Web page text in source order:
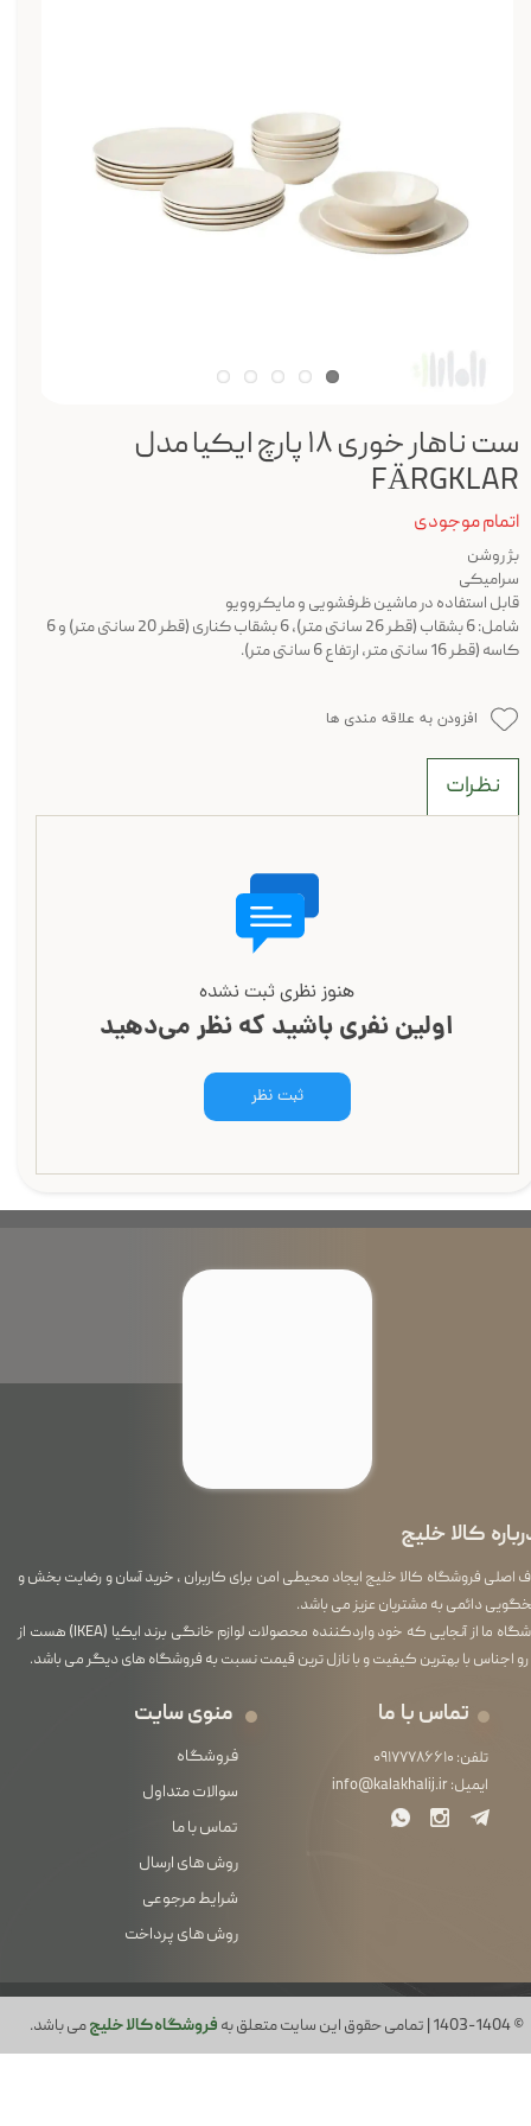
ست ناهار خوری ۱۸ پارچ ایکیا مدل
FÄRGKLAR
اتمام موجودی
بژ روشن
سرامیکی
قابل استفاده در ماشین ظرفشویی و مایکروویو
شامل: 6 بشقاب (قطر 26 سانتی متر)، 6 بشقاب کناری (قطر 20 سانتی متر) و 6
کاسه (قطر 16 سانتی متر، ارتفاع 6 سانتی متر).
افزودن به علاقه مندی ها
نظرات
هنوز نظری ثبت نشده
اولین نفری باشید که نظر می‌دهید
ثبت نظر
© 1403-1404 | تمامی حقوق این سایت متعلق به فروشگاه کالا خلیجمی باشد.
کالا خلیج
اصلی فروشگاه کالا خلیج ایجاد محیطی امن برای کاربران ، خرید آسان و رضایت بخش و
دائمی به مشتریان عزیز می باشد.
فروشگاه ما از آنجایی که خود واردکننده محصولات لوازم خانگی برند ایکیا (IKEA) هست از
رو اجناس با بهترین کیفیت و با نازل ترین قیمت نسبت به فروشگاه های دیگر می باشد.
منوی سایت
فروشگاه
سوالات متداول
تماس با ما
روش های ارسال
شرایط مرجوعی
روش های پرداخت
تماس با ما
تلفن: ۰۹۱۷۷۷۸۶۶۱۰
ایمیل:info@kalakhalij.ir